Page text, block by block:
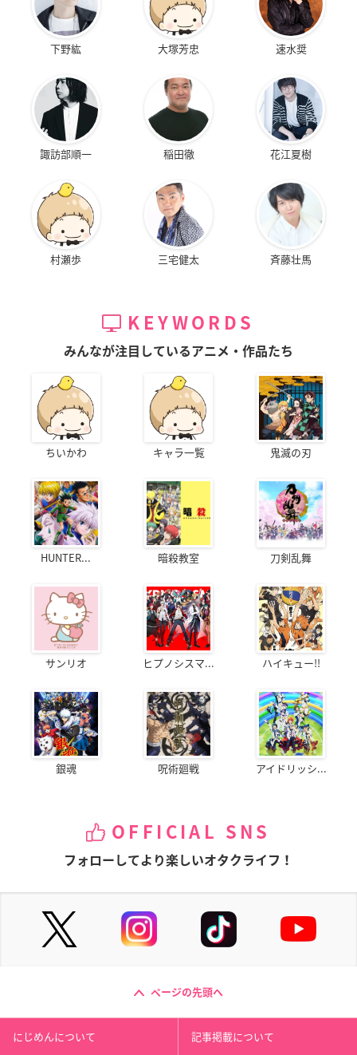
下野紘 大塚芳忠 速水奨
諏訪部順一 稲田徹 花江夏樹
村瀬歩 三宅健太 斉藤壮馬
KEYWORDS
みんなが注目しているアニメ・作品たち
ちいかわ キャラ一覧 鬼滅の刃
HUNTER... 暗殺教室 刀剣乱舞
サンリオ ヒプノシスマ... ハイキュー!!
銀魂 呪術廻戦 アイドリッシ...
OFFICIAL SNS
フォローしてより楽しいオタクライフ！
ページの先頭へ
にじめんについて 記事掲載について